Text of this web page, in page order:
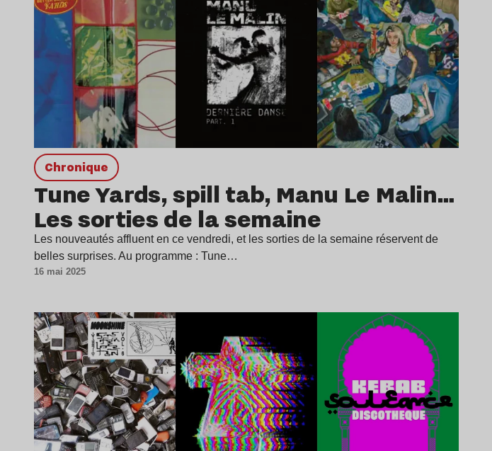
chronique
Tune Yards, spill tab, Manu Le Malin…
Les sorties de la semaine
Les nouveautés affluent en ce vendredi, et les sorties de la semaine réservent de
belles surprises. Au programme : Tune…
16 mai 2025